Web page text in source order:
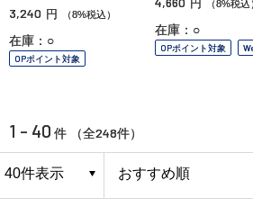
3,240 円 （8%税込）
在庫：○
OPポイント対象
円 （8%税込
在庫：○
OPポイント対象
1 - 40 件 （全248件）